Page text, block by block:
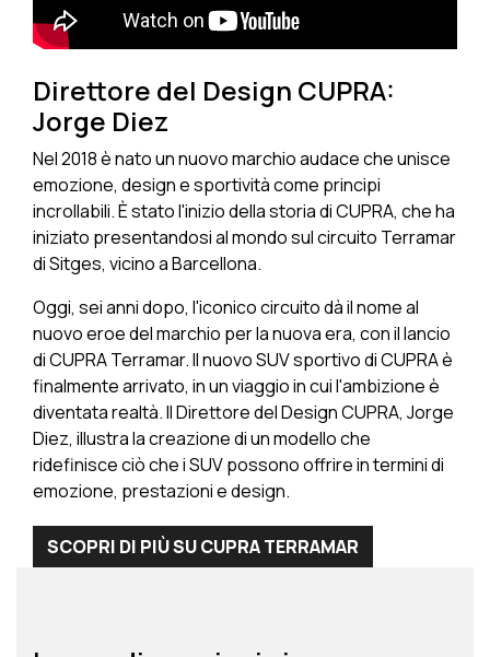
Direttore del Design CUPRA:
Jorge Diez
Nel 2018 è nato un nuovo marchio audace che unisce
emozione, design e sportività come principi
incrollabili. È stato l'inizio della storia di CUPRA, che ha
iniziato presentandosi al mondo sul circuito Terramar
di Sitges, vicino a Barcellona.
Oggi, sei anni dopo, l'iconico circuito dà il nome al
nuovo eroe del marchio per la nuova era, con il lancio
di CUPRA Terramar. Il nuovo SUV sportivo di CUPRA è
finalmente arrivato, in un viaggio in cui l'ambizione è
diventata realtà. Il Direttore del Design CUPRA, Jorge
Diez, illustra la creazione di un modello che
ridefinisce ciò che i SUV possono offrire in termini di
emozione, prestazioni e design.
SCOPRI DI PIÙ SU CUPRA TERRAMAR